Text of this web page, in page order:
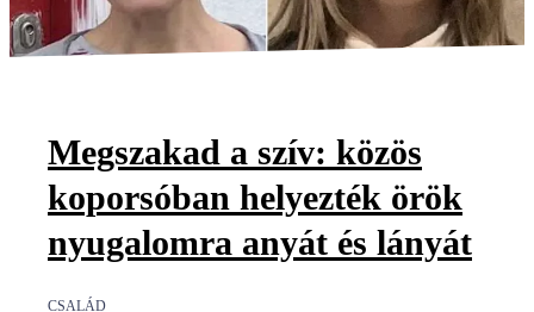
Megszakad a szív: közös
koporsóban helyezték örök
nyugalomra anyát és lányát
CSALÁD